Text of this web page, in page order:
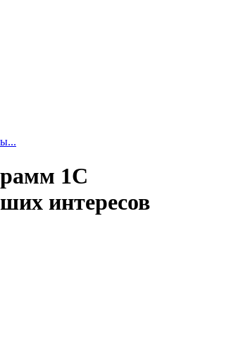
1С
интересов